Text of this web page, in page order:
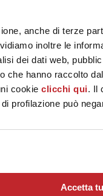
anche di terze
inoltre le
dei dati web,
che hanno raccolto
cookie clicchi qui. Il
profilazione può
Accetta